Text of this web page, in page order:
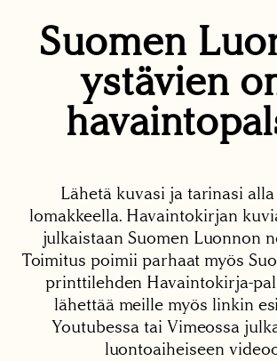
Suomen
ystävien
Lähetä kuvasi ja tarinasi
lomakkeella. Havaintokirjan
julkaistaan Suomen Luonnon
Toimitus poimii parhaat myös
printtilehden Havaintokirja-
lähettää meille myös linkin
Youtubessa tai Vimeossa
luontoaiheiseen